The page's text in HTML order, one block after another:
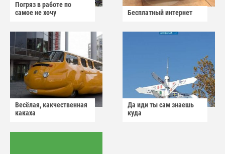
Погряз в работе по
самое не хочу
Бесплатный интернет
Весёлая, какчественная
какаха
Да иди ты сам знаешь
куда